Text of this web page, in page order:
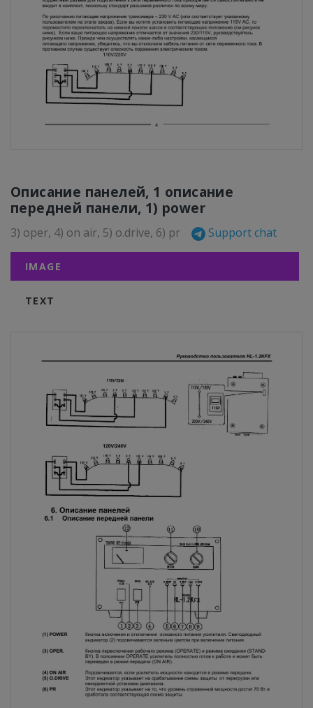
Описание панелей, 1 описание
передней панели, 1) power
3) oper, 4) on air, 5) o.drive, 6) pr Support chat
IMAGE
TEXT